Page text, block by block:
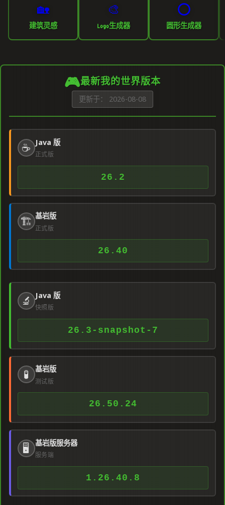
🏡
建筑灵感
🎨
Logo生成器
⭕
圆形生成器
🎮最新我的世界版本
更新于： 2026-08-08
☕ Java 版
正式版
26.2
🏗️ 基岩版
正式版
26.40
🔬 Java 版
快照版
26.3-snapshot-7
🧪 基岩版
测试版
26.50.24
🖥️ 基岩版服务器
服务端
1.26.40.8